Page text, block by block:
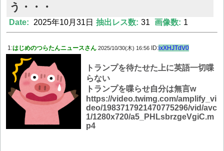
う・・・
Date: 2025年10月31日 抽出レス数: 31 画像数: 1
1:はじめのつらたんニュースさん 2025/10/30(木) 16:56 ID:ixXHJTdV0
トランプを待たせた上に英語一切喋
らない
トランプを喋らせ自分は無言w
https://video.twimg.com/amplify_vi
deo/1983717921470775296/vid/avc
1/1280x720/a5_PHLsbrzgeVgiC.m
p4